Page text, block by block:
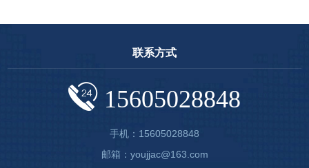
联系方式
15605028848
手机：15605028848
邮箱：youjjac@163.com